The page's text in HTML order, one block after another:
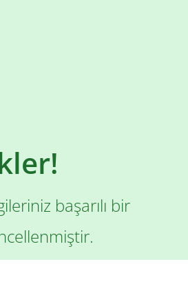
başarılı bir